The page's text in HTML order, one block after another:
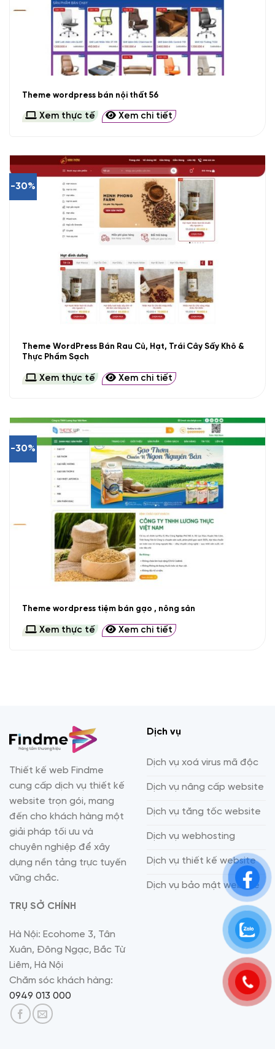
Theme wordpress bán nội thất 56
Xem thực tế Xem chi tiết
-30%
Theme WordPress Bán Rau Củ, Hạt, Trái Cây Sấy Khô &
Thực Phẩm Sạch
Xem thực tế Xem chi tiết
-30%
Theme wordpress tiệm bán gạo , nông sản
Xem thực tế Xem chi tiết
Thiết kế web Findme
cung cấp dịch vụ thiết kế
website trọn gói, mang
đến cho khách hàng một
giải pháp tối ưu và
chuyên nghiệp để xây
dựng nền tảng trực tuyến
vững chắc.
TRỤ SỞ CHÍNH
Hà Nội: Ecohome 3, Tân
Xuân, Đông Ngạc, Bắc Từ
Liêm, Hà Nội
Chăm sóc khách hàng:
0949 013 000
Dịch vụ
Dịch vụ xoá virus mã độc
Dịch vụ nâng cấp website
Dịch vụ tăng tốc website
Dịch vụ webhosting
Dịch vụ thiết kế website
Dịch vụ bảo mật website